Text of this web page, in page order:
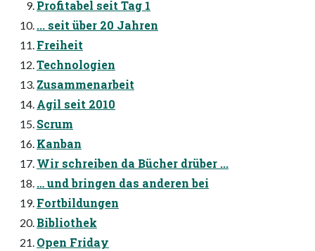
Profitabel seit Tag 1
... seit über 20 Jahren
Freiheit
Technologien
Zusammenarbeit
Agil seit 2010
Scrum
Kanban
Wir schreiben da Bücher drüber ...
… und bringen das anderen bei
Fortbildungen
Bibliothek
Open Friday